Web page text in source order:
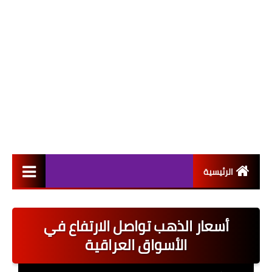
الرئيسية
اخبار القطاع العام
اخبار القطاع الخاص
أسعار الذهب تواصل الارتفاع في
الأسواق العراقية